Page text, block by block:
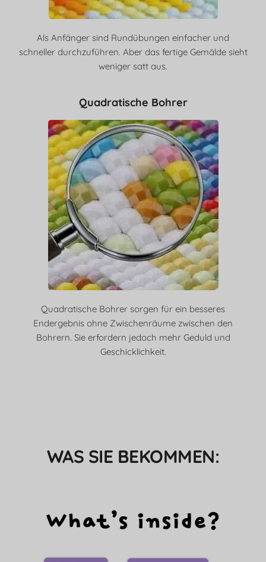
Als Anfänger sind Rundübungen einfacher und
schneller durchzuführen. Aber das fertige Gemälde sieht
weniger satt aus.
Quadratische Bohrer
Quadratische Bohrer sorgen für ein besseres
Endergebnis ohne Zwischenräume zwischen den
Bohrern. Sie erfordern jedoch mehr Geduld und
Geschicklichkeit.
WAS SIE BEKOMMEN: